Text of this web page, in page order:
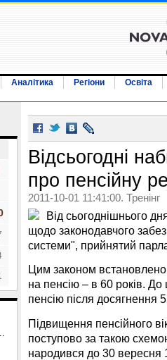
Аналітика Регіони
Освіта
Відсьогодні
про пенсійну
2011-10-01 11:41:00. Тренінг
Від сьогоднішнього
щодо законодавчого
системи", прийнятий
Цим законом встановлено
на пенсію – в 60 років.
пенсію після досягнення
Підвищення пенсійного
поступово за такою
народився до 30 вересня